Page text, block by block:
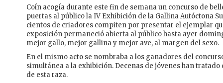
Coín acogía durante este fin de semana un concurso de
puertas al público la IV Exhibición de la Gallina Autóctona
cientos de criadores compiten por presentar el ejemplar
exposición permaneció abierta al público hasta ayer
mejor gallo, mejor gallina y mejor ave, al margen del sexo.
En el mismo acto se nombraba a los ganadores del
simultánea a la exhibición. Decenas de jóvenes han
de esta raza.